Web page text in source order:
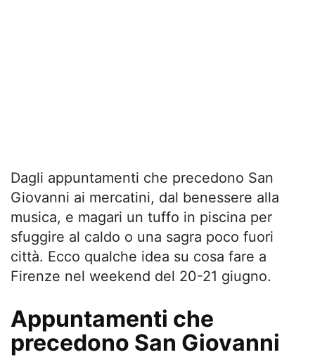
Dagli appuntamenti che precedono San
Giovanni ai mercatini, dal benessere alla
musica, e magari un tuffo in piscina per
sfuggire al caldo o una sagra poco fuori
città. Ecco qualche idea su cosa fare a
Firenze nel weekend del 20-21 giugno.
Appuntamenti che
precedono San Giovanni